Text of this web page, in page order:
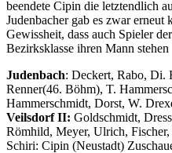
beendete Cipin die letztendlich
Judenbacher gab es zwar erneut
Gewissheit, dass auch Spieler
Bezirksklasse ihren Mann stehen
Judenbach: Deckert, Rabo, Di.
Renner(46. Böhm), T.
Hammerschmidt, Dorst, W.
Veilsdorf II: Goldschmidt,
Römhild, Meyer, Ulrich,
Schiri: Cipin (Neustadt)